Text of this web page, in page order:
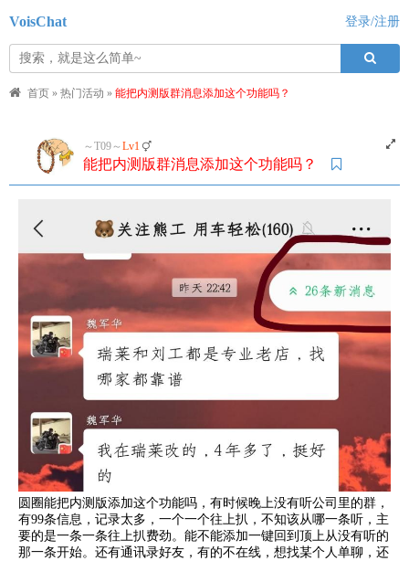
VoisChat 登录/注册
首页 » 热门活动 » 能把内测版群消息添加这个功能吗？
～T09～Lv1
能把内测版群消息添加这个功能吗？
圆圈能把内测版添加这个功能吗，有时候晚上没有听公司里的群，
有99条信息，记录太多，一个一个往上扒，不知该从哪一条听，主
要的是一条一条往上扒费劲。能不能添加一键回到顶上从没有听的
那一条开始。还有通讯录好友，有的不在线，想找某个人单聊，还